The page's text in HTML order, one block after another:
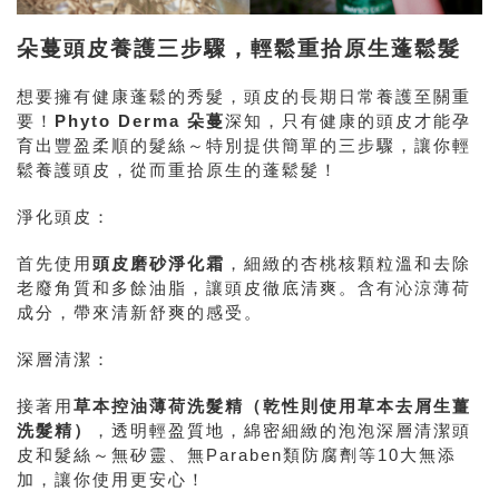
朵蔓頭皮養護三步驟，輕鬆重拾原生蓬鬆髮
想要擁有健康蓬鬆的秀髮，頭皮的長期日常養護至關重
要！ Phyto Derma 朵蔓深知，只有健康的頭皮才能孕
育出豐盈柔順的髮絲～特別提供簡單的三步驟，讓你輕
鬆養護頭皮，從而重拾原生的蓬鬆髮！
淨化頭皮：
首先使用頭皮磨砂淨化霜 ，細緻的杏桃核顆粒溫和去除
老廢角質和多餘油脂，讓頭皮徹底清爽。含有沁涼薄荷
成分，帶來清新舒爽的感受。
深層清潔：
接著用草本控油薄荷洗髮精（乾性則使用草本去屑生薑
洗髮精）
，透明輕盈質地，綿密細緻的泡泡深層清潔頭
皮和髮絲～無矽靈、無Paraben類防腐劑等10大無添
加，讓你使用更安心！